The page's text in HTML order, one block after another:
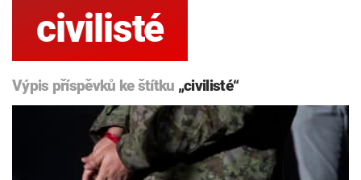
civilisté
Výpis příspěvků ke štítku „civilisté“